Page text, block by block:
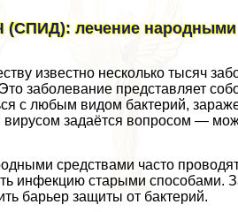
лечение народными
известно несколько тысяч
заболевание представляет
с любым видом бактерий,
вирусом задаётся вопросом —
средствами часто
инфекцию старыми способами.
барьер защиты от бактерий.